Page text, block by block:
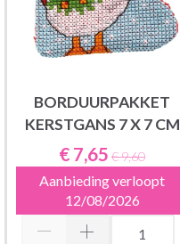
BORDUURPAKKET
KERSTGANS 7 X 7 CM
€ 7,65 € 9,60
Aanbieding verloopt
12/08/2026